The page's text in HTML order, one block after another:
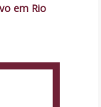
em Rio